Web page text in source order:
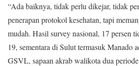
“Ada baiknya, tidak perlu dikejar, tidak
penerapan protokol kesehatan, tapi
mudah. Hasil survey nasional, 17 persen
19, sementara di Sulut termasuk Manado
GSVL, sapaan akrab walikota dua